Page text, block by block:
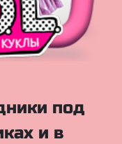
под
и в